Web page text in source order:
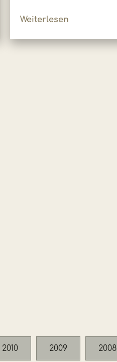
Weiterlesen
2010 2009 2008